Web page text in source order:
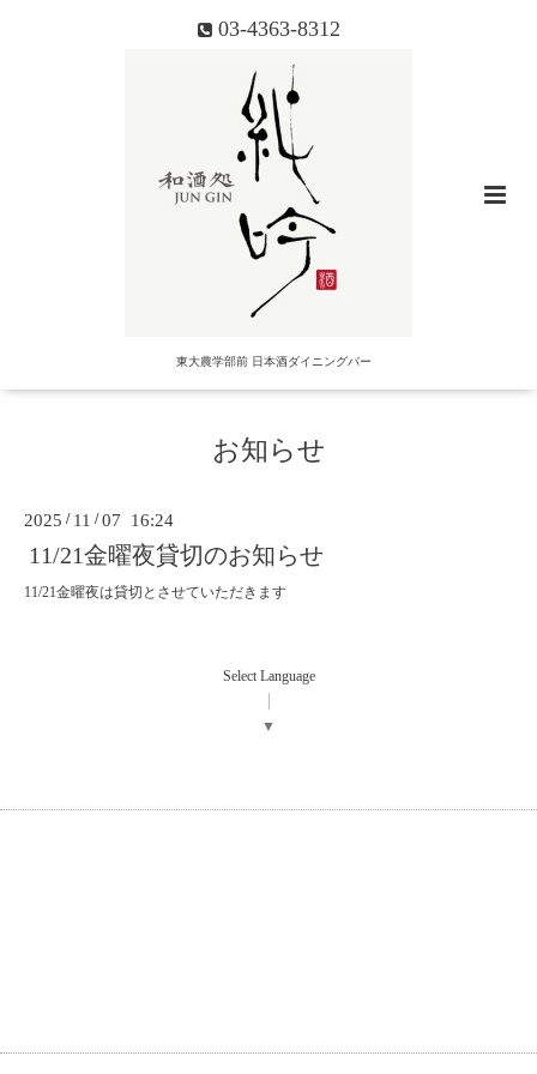
03-4363-8312
東大農学部前 日本酒ダイニングバー
お知らせ
2025 / 11 /07 16:24
11/21金曜夜貸切のお知らせ
11/21金曜夜は貸切とさせていただきます
Select Language
▼